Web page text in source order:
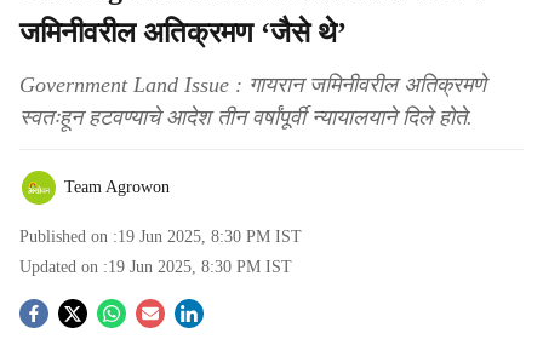
जमिनीवरील अतिक्रमण ‘जैसे थे’
Government Land Issue : गायरान जमिनीवरील अतिक्रमणे
स्वतःहून हटवण्याचे आदेश तीन वर्षांपूर्वी न्यायालयाने दिले होते.
Team Agrowon
Published on :19 Jun 2025, 8:30 PM IST
Updated on :19 Jun 2025, 8:30 PM IST
S